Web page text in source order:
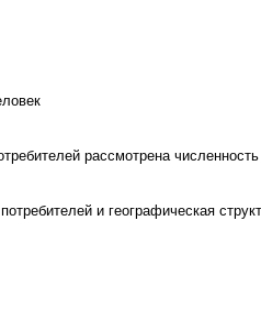
рассмотрена
и географическая